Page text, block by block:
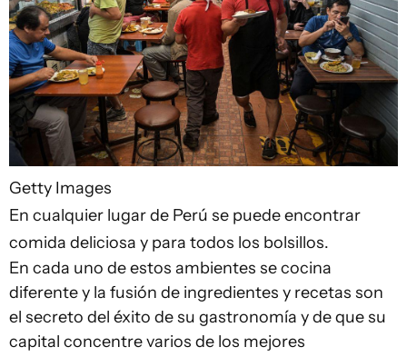
Getty Images
En cualquier lugar de Perú se puede encontrar
comida deliciosa y para todos los bolsillos.
En cada uno de estos ambientes se cocina
diferente y la fusión de ingredientes y recetas son
el secreto del éxito de su gastronomía y de que su
capital concentre varios de los mejores